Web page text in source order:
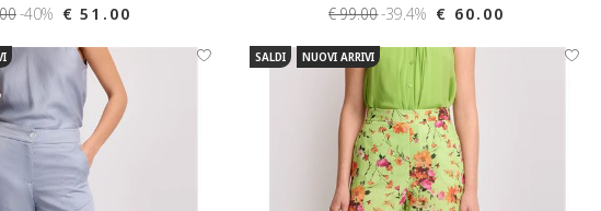
-40% € 51.00 € 99.00-39.4% € 60.00
SALDI NUOVI ARRIVI